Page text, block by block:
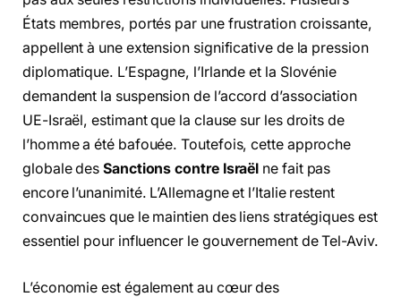
États membres, portés par une frustration croissante,
appellent à une extension significative de la pression
diplomatique. L’Espagne, l’Irlande et la Slovénie
demandent la suspension de l’accord d’association
UE-Israël, estimant que la clause sur les droits de
l’homme a été bafouée. Toutefois, cette approche
globale desSanctions contre Israël ne fait pas
encore l’unanimité. L’Allemagne et l’Italie restent
convaincues que le maintien des liens stratégiques est
essentiel pour influencer le gouvernement de Tel-Aviv.
L’économie est également au cœur des